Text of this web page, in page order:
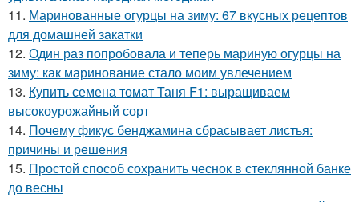
11. Маринованные огурцы на зиму: 67 вкусных рецептов
для домашней закатки
12. Один раз попробовала и теперь мариную огурцы на
зиму: как маринование стало моим увлечением
13. Купить семена томат Таня F1: выращиваем
высокоурожайный сорт
14. Почему фикус бенджамина сбрасывает листья:
причины и решения
15. Простой способ сохранить чеснок в стеклянной банке
до весны